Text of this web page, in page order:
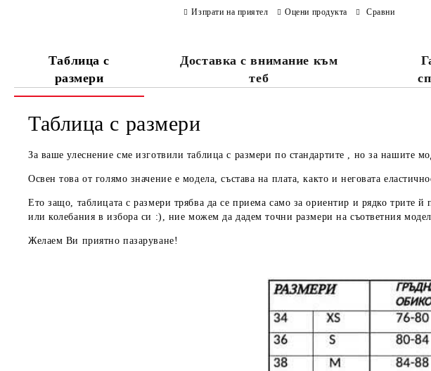
Изпрати на приятел Оцени продукта Сравни
Таблица с
размери
Доставка с внимание към
теб
Таблица с размери
За ваше улеснение сме изготвили таблица с размери по стандартите , но за нашите
Освен това от голямо значение е модела, състава на плата, както и неговата
Ето защо, таблицата с размери трябва да се приема само за ориентир и рядко трите й
или колебания в избора си :), ние можем да дадемточни размери на съответния
Желаем Ви приятно пазаруване!